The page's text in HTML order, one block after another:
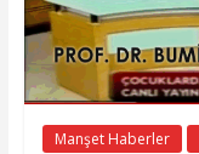
Manşet Haberler